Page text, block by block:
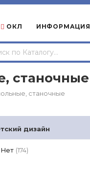
ОКЛ ИНФОРМАЦИЯ
станочные
станочные
дизайн
Нет (174)